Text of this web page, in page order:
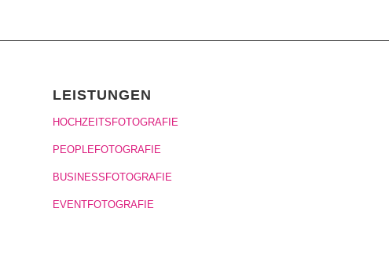
LEISTUNGEN
HOCHZEITSFOTOGRAFIE
PEOPLEFOTOGRAFIE
BUSINESSFOTOGRAFIE
EVENTFOTOGRAFIE